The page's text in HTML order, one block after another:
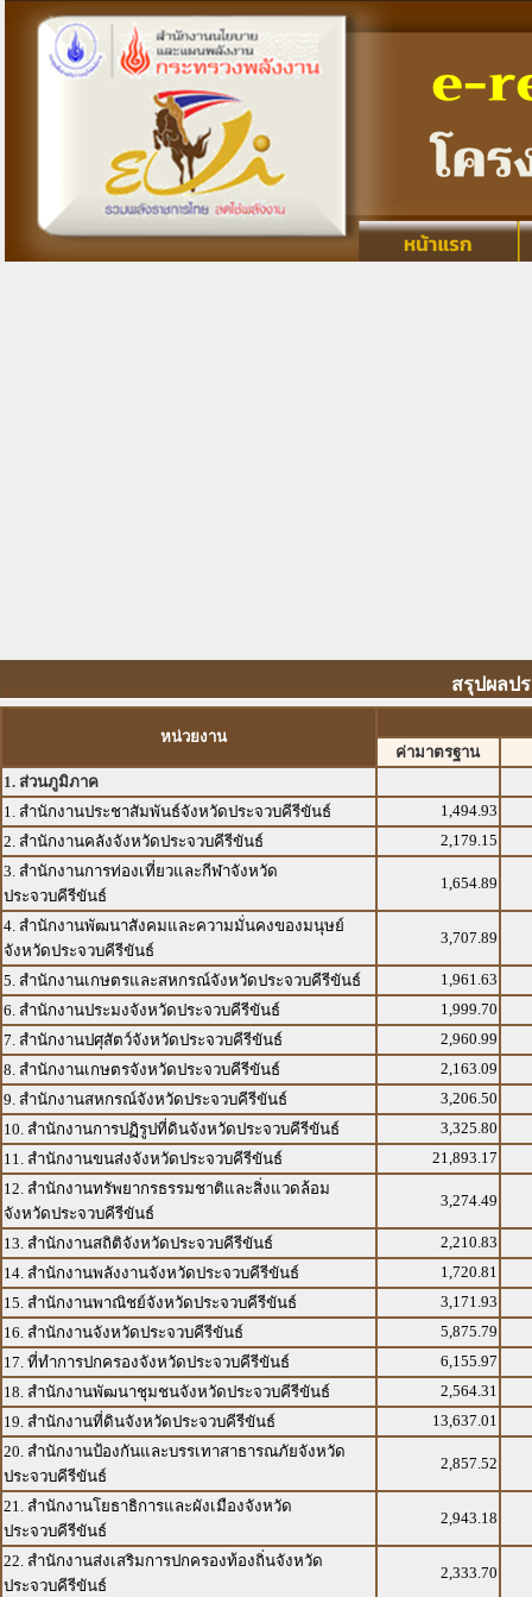
สรุปผลป
หน่วยงาน
ค่ามาตรฐาน
1. ส่วนภูมิภาค
1. สำนักงานประชาสัมพันธ์จังหวัดประจวบคีรีขันธ์
1,494.93
2. สำนักงานคลังจังหวัดประจวบคีรีขันธ์
2,179.15
3. สำนักงานการท่องเที่ยวและกีฬาจังหวัด
ประจวบคีรีขันธ์
1,654.89
4. สำนักงานพัฒนาสังคมและความมั่นคงของมนุษย์
จังหวัดประจวบคีรีขันธ์
3,707.89
5. สำนักงานเกษตรและสหกรณ์จังหวัดประจวบคีรีขันธ์
1,961.63
6. สำนักงานประมงจังหวัดประจวบคีรีขันธ์
1,999.70
7. สำนักงานปศุสัตว์จังหวัดประจวบคีรีขันธ์
2,960.99
8. สำนักงานเกษตรจังหวัดประจวบคีรีขันธ์
2,163.09
9. สำนักงานสหกรณ์จังหวัดประจวบคีรีขันธ์
3,206.50
10. สำนักงานการปฏิรูปที่ดินจังหวัดประจวบคีรีขันธ์
3,325.80
11. สำนักงานขนส่งจังหวัดประจวบคีรีขันธ์
21,893.17
12. สำนักงานทรัพยากรธรรมชาติและสิ่งแวดล้อม
จังหวัดประจวบคีรีขันธ์
3,274.49
13. สำนักงานสถิติจังหวัดประจวบคีรีขันธ์
2,210.83
14. สำนักงานพลังงานจังหวัดประจวบคีรีขันธ์
1,720.81
15. สำนักงานพาณิชย์จังหวัดประจวบคีรีขันธ์
3,171.93
16. สำนักงานจังหวัดประจวบคีรีขันธ์
5,875.79
17. ที่ทำการปกครองจังหวัดประจวบคีรีขันธ์
6,155.97
18. สำนักงานพัฒนาชุมชนจังหวัดประจวบคีรีขันธ์
2,564.31
19. สำนักงานที่ดินจังหวัดประจวบคีรีขันธ์
13,637.01
20. สำนักงานป้องกันและบรรเทาสาธารณภัยจังหวัด
ประจวบคีรีขันธ์
2,857.52
21. สำนักงานโยธาธิการและผังเมืองจังหวัด
ประจวบคีรีขันธ์
2,943.18
22. สำนักงานส่งเสริมการปกครองท้องถิ่นจังหวัด
ประจวบคีรีขันธ์
2,333.70